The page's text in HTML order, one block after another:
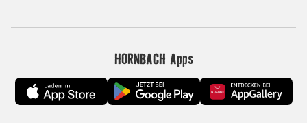
HORNBACH Apps